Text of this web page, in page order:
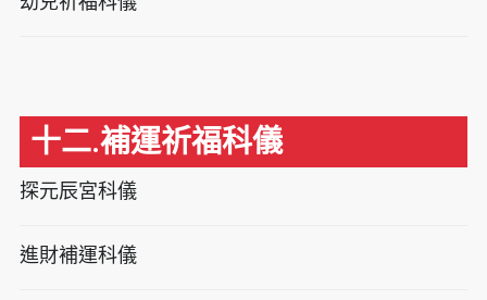
十二.補運祈福科儀
探元辰宮科儀
進財補運科儀